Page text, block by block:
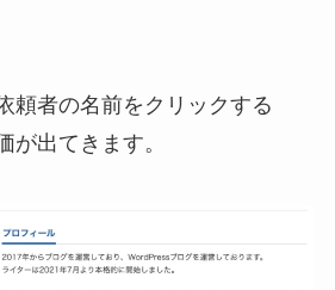
頼者の名前をクリックする
が出てきます。